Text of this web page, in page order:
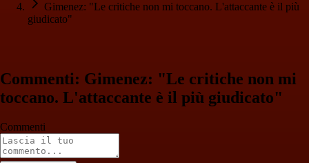
Gimenez: "Le critiche non mi toccano. L'attaccante è il più
giudicato"
Commenti: Gimenez: "Le critiche non mi
toccano. L'attaccante è il più giudicato"
Commenti